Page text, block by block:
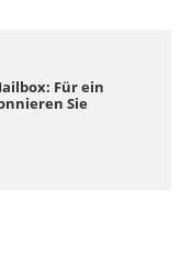
Für ein
Sie